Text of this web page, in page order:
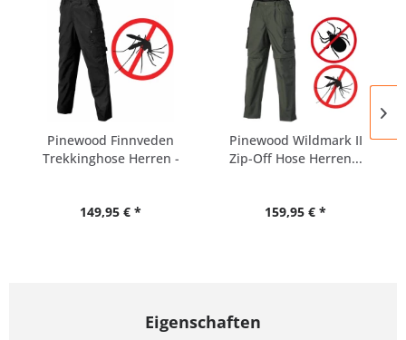
Pinewood Finnveden
Trekkinghose Herren -
149,95 € *
Pinewood Wildmark II
Zip-Off Hose Herren...
159,95 € *
Eigenschaften